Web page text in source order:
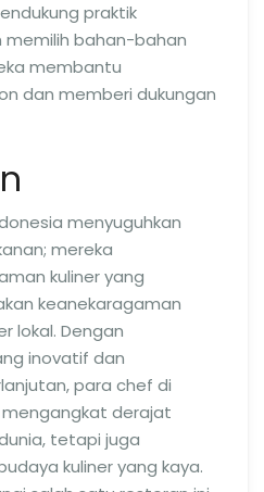
praktik
memilih bahan-bahan
membantu
dan memberi dukungan
menyuguhkan
mereka
kuliner yang
keanekaragaman
lokal. Dengan
inovatif dan
para chef di
derajat
tetapi juga
kuliner yang kaya.